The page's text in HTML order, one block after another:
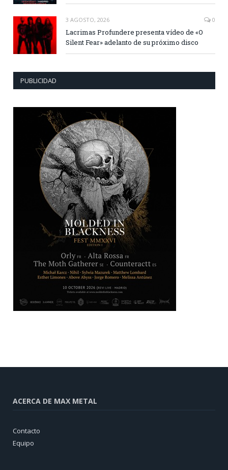
3 AGOSTO, 2026 0
Lacrimas Profundere presenta vídeo de «O
Silent Fear» adelanto de su próximo disco
PUBLICIDAD
ACERCA DE MAX METAL
Contacto
Equipo